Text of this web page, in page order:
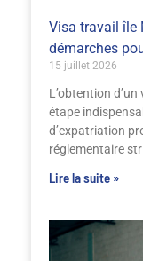
Visa travail île
démarches
15 juillet 2026
L’obtention
étape
d’expatriation
réglementaire
Lire la suite »